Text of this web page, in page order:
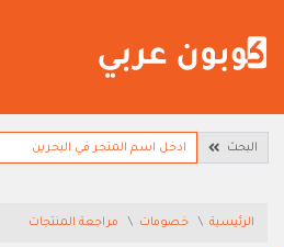
البحث
الرئيسية خصومات مراجعة المنتجات